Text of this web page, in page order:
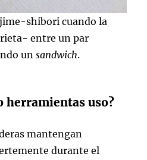
shibori cuando la
entre un par
unsandwich.
herramientas uso?
mantengan
durante el